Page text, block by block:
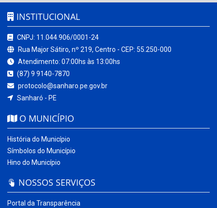
INSTITUCIONAL
CNPJ: 11.044.906/0001-24
Rua Major Sátiro, nº 219, Centro - CEP: 55.250-000
Atendimento: 07:00hs às 13:00hs
(87) 9 9140-7870
protocolo@sanharo.pe.gov.br
Sanharó - PE
O MUNICÍPIO
História do Município
Símbolos do Município
Hino do Município
NOSSOS SERVIÇOS
Portal da Transparência